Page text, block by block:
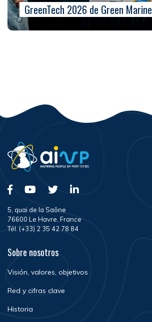
GreenTech 2026 de Green Marine
5, quai de la Saône
76600 Le Havre, France
Tél. (+33) 2 35 42 78 84
Sobre nosotros
Visión, valores, objetivos
Red y cifras clave
Historia